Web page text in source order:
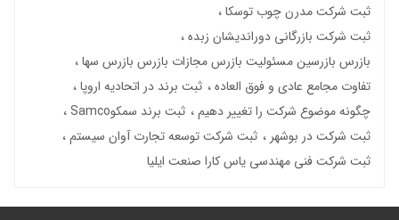
ثبت شرکت مدرن چوب توسکا
ثبت شرکت بازرگانی دوراندیشان زبده
بازرس بازرسین مسئولیت بازرس مجازات بازرس بازرس سها
تفاوت مجامع عادی و فوق العاده
ثبت برند در اتحادیه اروپا
چگونه موضوع شرکت را تغییر دهیم
ثبت برند سمکوSamco
ثبت شرکت در بوشهر
ثبت شرکت توسعه تجارت آوان سیستم
ثبت شرکت فنی مهندسی یاس کارا صنعت ایلیا